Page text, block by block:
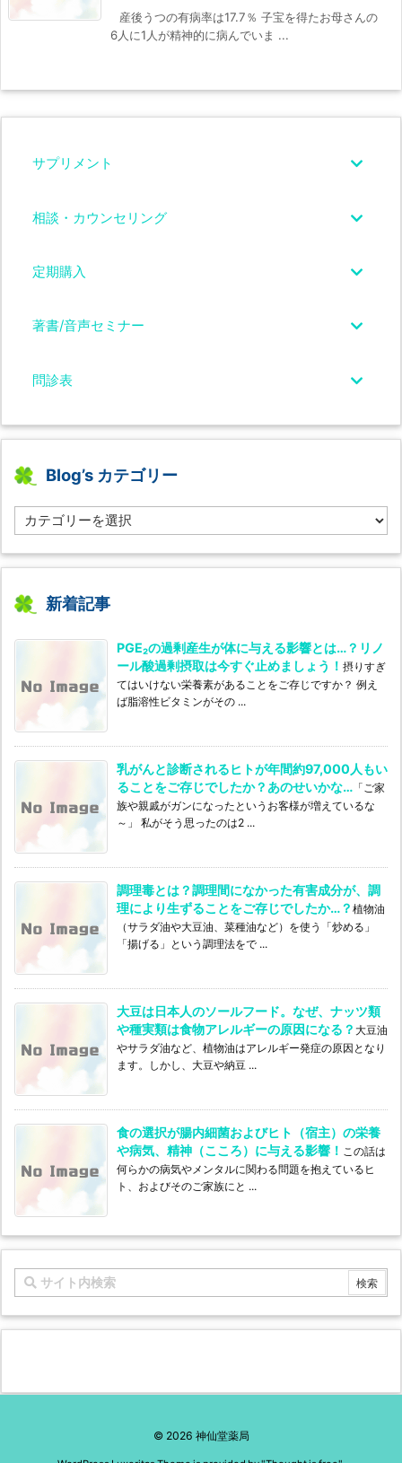
産後うつの有病率は17.7％ 子宝を得たお母さんの
6人に1人が精神的に病んでいま ...
サプリメント
相談・カウンセリング
定期購入
著書/音声セミナー
問診表
Blog’s カテゴリー
l
g’s
テ
リ
新着記事
PGE₂の過剰産生が体に与える影響とは…？リノ
ール酸過剰摂取は今すぐ止めましょう！ 摂りすぎ
てはいけない栄養素があることをご存じですか？ 例え
ば脂溶性ビタミンがその ...
乳がんと診断されるヒトが年間約97,000人もい
ることをご存じでしたか？あのせいかな… 「ご家
族や親戚がガンになったというお客様が増えているな
～」 私がそう思ったのは2 ...
調理毒とは？調理間になかった有害成分が、調
理により生ずることをご存じでしたか…？ 植物油
（サラダ油や大豆油、菜種油など）を使う「炒める」
「揚げる」という調理法をで ...
大豆は日本人のソールフード。なぜ、ナッツ類
や種実類は食物アレルギーの原因になる？ 大豆油
やサラダ油など、植物油はアレルギー発症の原因となり
ます。しかし、大豆や納豆 ...
食の選択が腸内細菌およびヒト（宿主）の栄養
や病気、精神（こころ）に与える影響！ この話は
何らかの病気やメンタルに関わる問題を抱えているヒ
ト、およびそのご家族にと ...
© 2026 神仙堂薬局